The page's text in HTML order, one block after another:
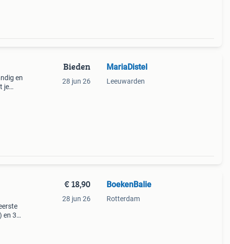
en
je
Bieden
28 jun 26
MariaDistel
Leeuwarden
en 30
€ 18,90
28 jun 26
BoekenBalie
Rotterdam